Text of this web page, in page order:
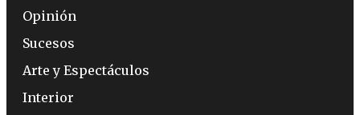
Opinión
Sucesos
Arte y Espectáculos
Interior